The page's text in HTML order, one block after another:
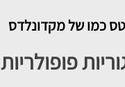
כמו של מקדונלדס
פופולריות